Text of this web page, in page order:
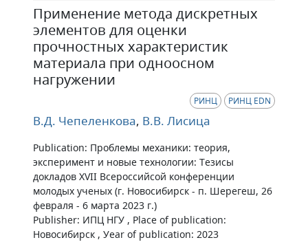
Применение метода дискретных
элементов для оценки
прочностных характеристик
материала при одноосном
нагружении
РИНЦ РИНЦ EDN
В.Д. Чепеленкова, В.В. Лисица
Publication: Проблемы механики: теория,
эксперимент и новые технологии: Тезисы
докладов XVII Всероссийсой конференции
молодых ученых (г. Новосибирск - п. Шерегеш, 26
февраля - 6 марта 2023 г.)
Publisher: ИПЦ НГУ , Place of publication:
Новосибирск , Уear of publication: 2023